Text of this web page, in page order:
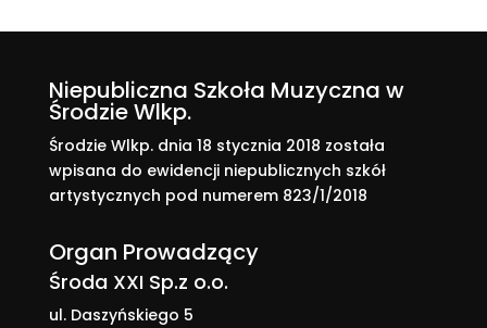
Niepubliczna Szkoła Muzyczna w
Środzie Wlkp.
Środzie Wlkp. dnia 18 stycznia 2018 została
wpisana do ewidencji niepublicznych szkół
artystycznych pod numerem 823/1/2018
Organ Prowadzący
Środa XXI Sp.z o.o.
ul. Daszyńskiego 5